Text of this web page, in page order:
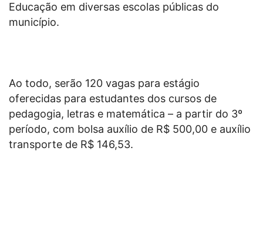
Educação em diversas escolas públicas do
município.
Ao todo, serão 120 vagas para estágio
oferecidas para estudantes dos cursos de
pedagogia, letras e matemática – a partir do 3º
período, com bolsa auxílio de R$ 500,00 e auxílio
transporte de R$ 146,53.